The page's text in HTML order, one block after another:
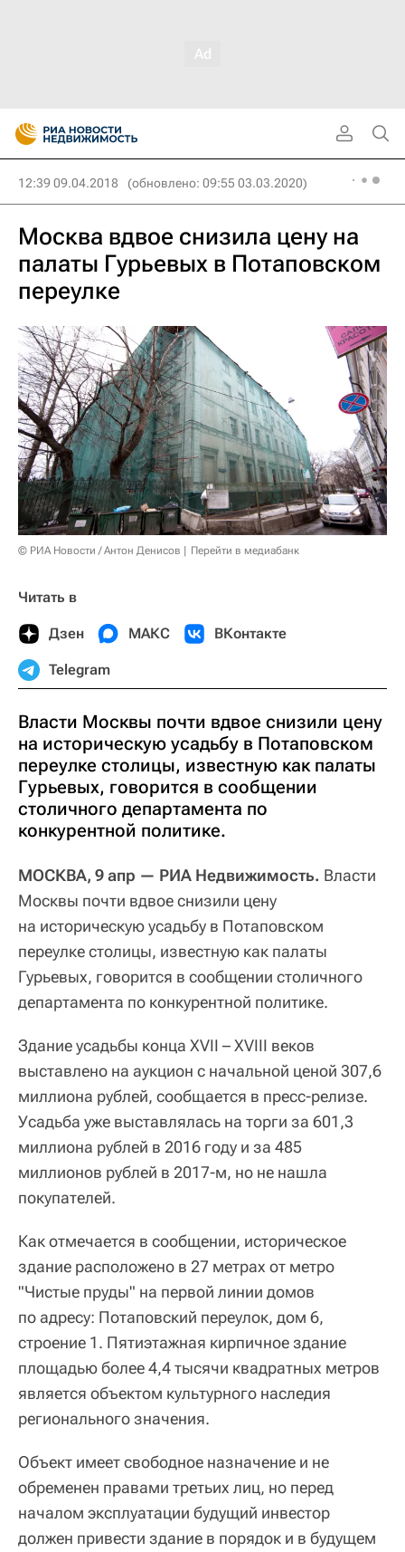
12:39 09.04.2018 (обновлено: 09:55 03.03.2020)
Москва вдвое снизила цену на
палаты Гурьевых в Потаповском
переулке
© РИА Новости / Антон Денисов Перейти в медиабанк
Читать в
Дзен МАКС ВКонтакте
Telegram
Власти Москвы почти вдвое снизили цену
на историческую усадьбу в Потаповском
переулке столицы, известную как палаты
Гурьевых, говорится в сообщении
столичного департамента по
конкурентной политике.
МОСКВА, 9 апр — РИА Недвижимость. Власти
Москвы почти вдвое снизили цену
на историческую усадьбу в Потаповском
переулке столицы, известную как палаты
Гурьевых, говорится в сообщении столичного
департамента по конкурентной политике.
Здание усадьбы конца XVII – XVIII веков
выставлено на аукцион с начальной ценой 307,6
миллиона рублей, сообщается в пресс-релизе.
Усадьба уже выставлялась на торги за 601,3
миллиона рублей в 2016 году и за 485
миллионов рублей в 2017-м, но не нашла
покупателей.
Как отмечается в сообщении, историческое
здание расположено в 27 метрах от метро
"Чистые пруды" на первой линии домов
по адресу: Потаповский переулок, дом 6,
строение 1. Пятиэтажная кирпичное здание
площадью более 4,4 тысячи квадратных метров
является объектом культурного наследия
регионального значения.
Объект имеет свободное назначение и не
обременен правами третьих лиц, но перед
началом эксплуатации будущий инвестор
должен привести здание в порядок и в будущем